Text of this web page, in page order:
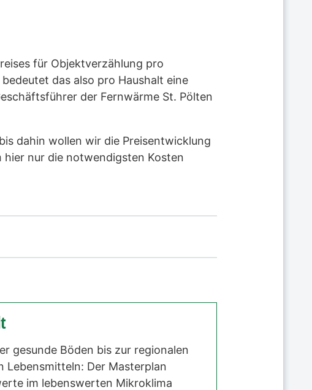
für Objektverzählung pro
das also pro Haushalt eine
der Fernwärme St. Pölten
dahin wollen wir die Preisentwicklung
hier nur die notwendigsten Kosten
gesunde Böden bis zur regionalen
Der Masterplan
im lebenswerten Mikroklima